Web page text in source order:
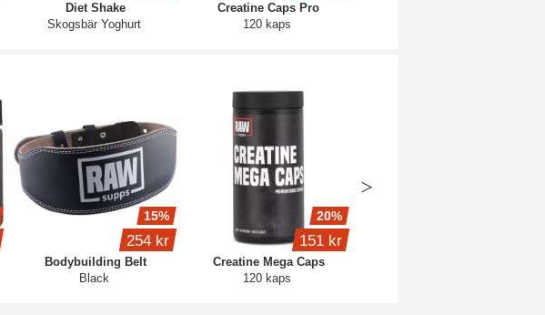
Diet Shake
Skogsbär Yoghurt
Creatine Caps Pro
120 kaps
Bodybuilding Belt
Black
15%
254 kr
Creatine Mega Caps
120 kaps
20%
151 kr